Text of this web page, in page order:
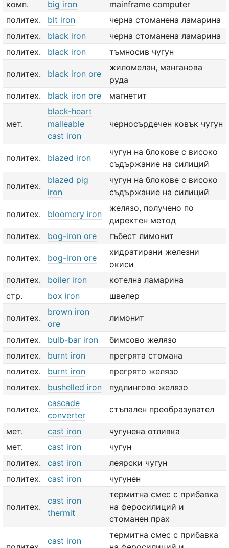
комп.
big iron
mainframe computer
политех.
bit iron
черна стоманена ламарина
политех.
black iron
черна стоманена ламарина
политех.
black iron тъмносив чугун
политех. black iron ore
жиломелан, манганова
руда
политех.
black iron ore магнетит
мет.
black-heart
malleable
cast iron
черносърдечен ковък чугун
политех. blazed iron
чугун на блокове с високо
съдържание на силиций
политех.
blazed pig
iron
чугун на блокове с високо
съдържание на силиций
политех. bloomery iron
желязо, получено по
директен метод
политех.
bog-iron ore гъбест лимонит
политех. bog-iron ore
хидратирани железни
окиси
политех.
boiler iron
котелна ламарина
стр.
box iron швелер
политех.
brown iron
ore
лимонит
политех. bulb-bar iron
бимсово желязо
политех.
burnt iron
прегрята стомана
политех.
burnt iron
прегрято желязо
политех.
bushelled iron пудлингово желязо
политех.
cascade
converter
стъпален преобразувател
мет. cast iron
чугунена отливка
мет.
cast iron
чугун
политех.
cast iron
леярски чугун
политех.
cast iron чугунен
политех.
cast iron
thermit
термитна смес с прибавка
на феросилиций и
стоманен прах
cast iron
термитна смес с прибавка